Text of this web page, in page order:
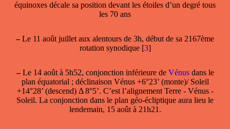
équinoxes décale sa position devant les étoiles d’un degré tous
les 70 ans
–Le 11 août juillet aux alentours de 3h, début de sa 2167ème
rotation synodique[3]
–Le 14 août à 5h52, conjonction inférieure de Vénus dans le
plan équatorial ; déclinaison Vénus +6°23’ (monte)/ Soleil
+14°28’ (descend) Δ 8°5’. C’est l’alignement Terre - Vénus -
Soleil. La conjonction dans le plan géo-écliptique aura lieu le
lendemain, 15 août à 21h21.